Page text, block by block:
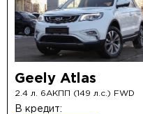
Geely Atlas
2.4 л. 6АКПП (149 л.с.) FWD
В кредит: